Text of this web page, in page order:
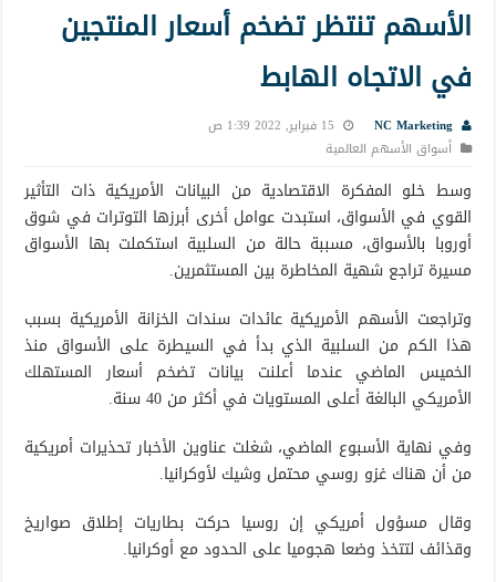
الأسهم تنتظر تضخم أسعار المنتجين
في الاتجاه الهابط
NC Marketing
15 فبراير, 2022 1:39 ص
أسواق الأسهم العالمية
وسط خلو المفكرة الاقتصادية من البيانات الأمريكية ذات التأثير
القوي في الأسواق، استبدت عوامل أخرى أبرزها التوترات في شوق
أوروبا بالأسواق، مسببة حالة من السلبية استكملت بها الأسواق
مسيرة تراجع شهية المخاطرة بين المستثمرين.
وتراجعت الأسهم الأمريكية عائدات سندات الخزانة الأمريكية بسبب
هذا الكم من السلبية الذي بدأ في السيطرة على الأسواق منذ
الخميس الماضي عندما أعلنت بيانات تضخم أسعار المستهلك
الأمريكي البالغة أعلى المستويات في أكثر من 40 سنة.
وفي نهاية الأسبوع الماضي، شغلت عناوين الأخبار تحذيرات أمريكية
من أن هناك غزو روسي محتمل وشيك لأوكرانيا.
وقال مسؤول أمريكي إن روسيا حركت بطاريات إطلاق صواريخ
وقذائف لتتخذ وضعا هجوميا على الحدود مع أوكرانيا.